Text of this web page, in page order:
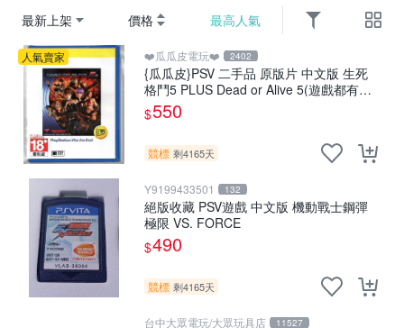
最新上架 價格 最高人氣
人氣賣家 ❤️瓜瓜皮電玩❤️ 2402
{瓜瓜皮}PSV 二手品 原版片 中文版 生死
格鬥5 PLUS Dead or Alive 5(遊戲都有回
收)
$550
競標 剩4165天
Y9199433501 132
絕版收藏 PSV遊戲 中文版 機動戰士鋼彈
極限 VS. FORCE
$490
競標 剩4165天
台中大眾電玩/大眾玩具店 11527